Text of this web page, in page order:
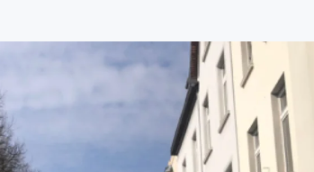
ゲーム・サービス開発